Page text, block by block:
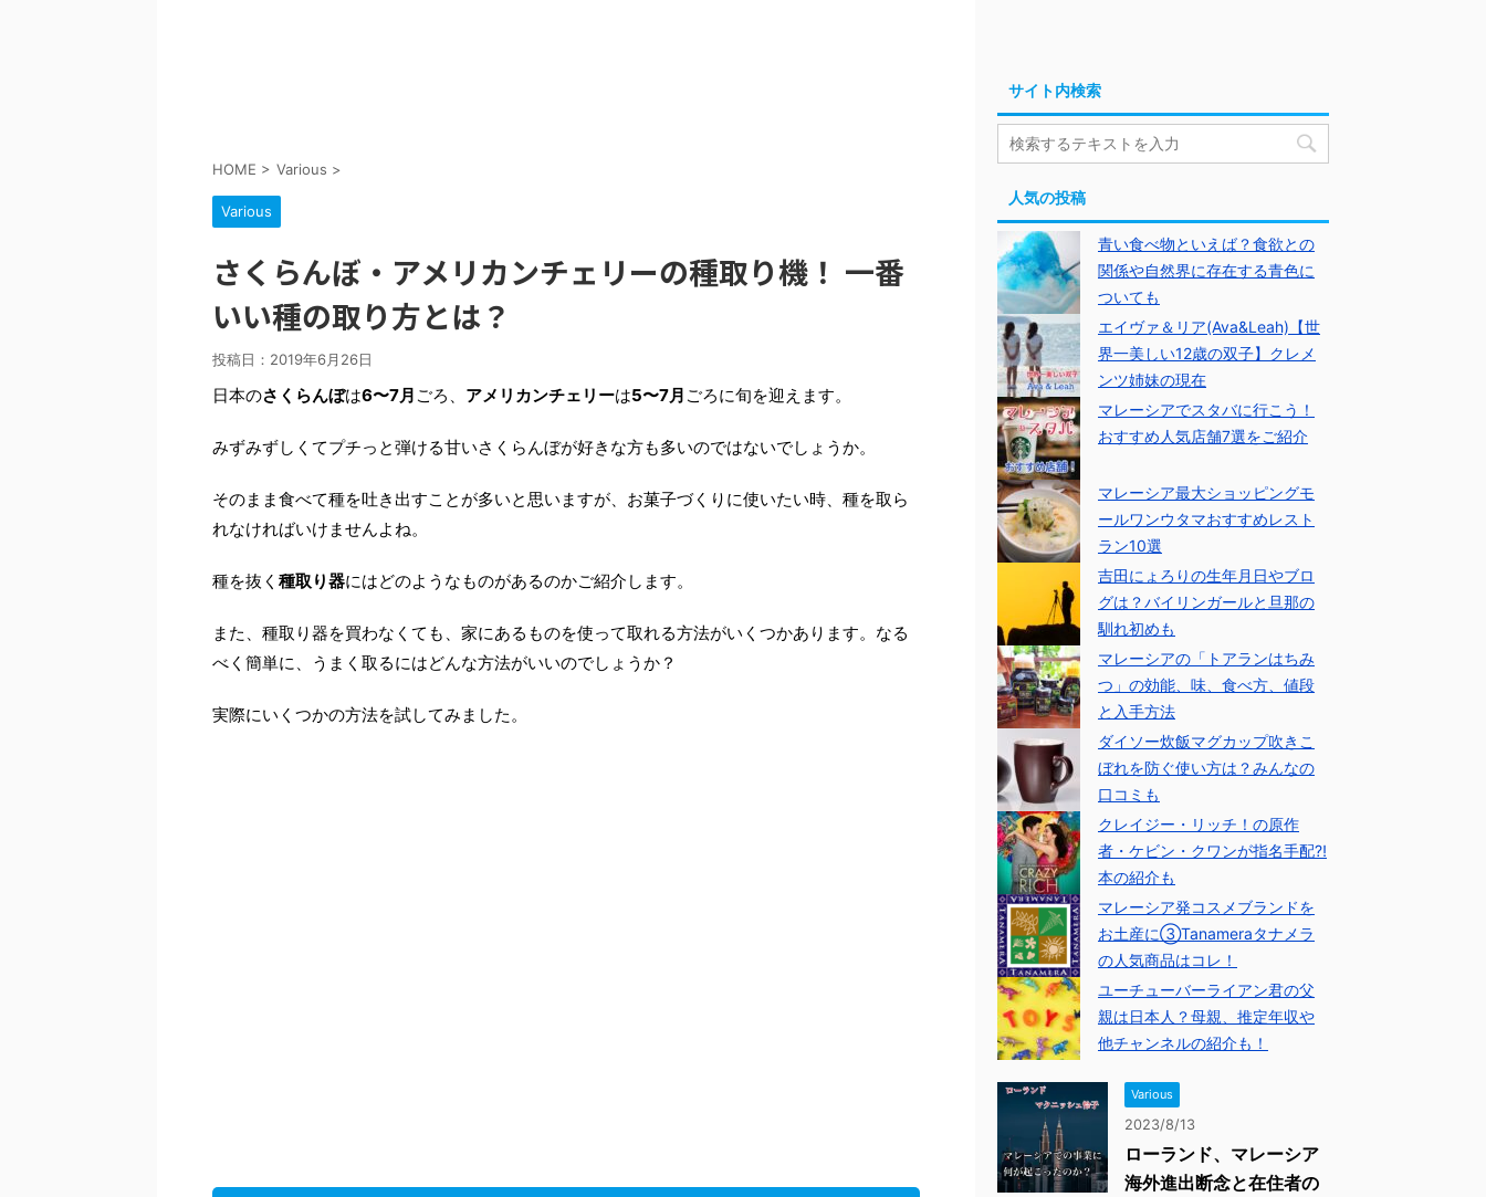
HOME > Various >
Various
さくらんぼ・アメリカンチェリーの種取り機！ 一番
いい種の取り方とは？
投稿日： 2019年6月26日
日本のさくらんぼは6〜7月 ごろ、 アメリカンチェリーは5〜7月 ごろに旬を迎えます。
みずみずしくてプチっと弾ける甘いさくらんぼが好きな方も多いのではないでしょうか。
そのまま食べて種を吐き出すことが多いと思いますが、お菓子づくりに使いたい時、種を取ら
れなければいけませんよね。
種を抜く 種取り器にはどのようなものがあるのかご紹介します。
また、種取り器を買わなくても、家にあるものを使って取れる方法がいくつかあります。なる
べく簡単に、うまく取るにはどんな方法がいいのでしょうか？
実際にいくつかの方法を試してみました。
サイト内検索
人気の投稿
青い食べ物といえば？食欲との
関係や自然界に存在する青色に
ついても
エイヴァ＆リア(Ava&Leah)【世
界一美しい12歳の双子】クレメ
ンツ姉妹の現在
マレーシアでスタバに行こう！
おすすめ人気店舗7選をご紹介
マレーシア最大ショッピングモ
ールワンウタマおすすめレスト
ラン10選
吉田にょろりの生年月日やブロ
グは？バイリンガールと旦那の
馴れ初めも
マレーシアの「トアランはちみ
つ」の効能、味、食べ方、値段
と入手方法
ダイソー炊飯マグカップ吹きこ
ぼれを防ぐ使い方は？みんなの
口コミも
クレイジー・リッチ！の原作
者・ケビン・クワンが指名手配⁈
本の紹介も
マレーシア発コスメブランドを
お土産に③Tanameraタナメラ
の人気商品はコレ！
ユーチューバーライアン君の父
親は日本人？母親、推定年収や
他チャンネルの紹介も！
Various
2023/8/13
ローランド、マレーシア
海外進出断念と在住者の